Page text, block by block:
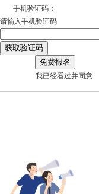
手机验证码：
请输入手机验证码
获取验证码
免费报名
我已经看过并同意